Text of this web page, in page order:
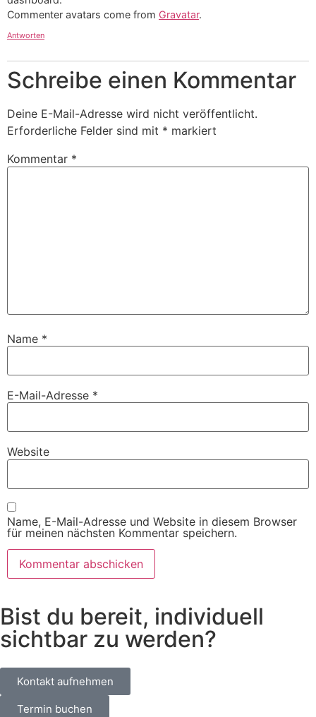
Commenter avatars come from Gravatar.
Antworten
Schreibe einen Kommentar
Deine E-Mail-Adresse wird nicht veröffentlicht.
Erforderliche Felder sind mit * markiert
Kommentar *
Name *
E-Mail-Adresse *
Website
Name, E-Mail-Adresse und Website in diesem Browser
für meinen nächsten Kommentar speichern.
Bist du bereit, individuell
sichtbar zu werden?
Kontakt aufnehmen
Termin buchen